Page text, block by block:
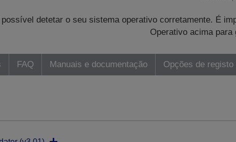
possível detetar o seu sistema operativo corretamente. É
Operativo acima
FAQ Manuais e documentação Opções de registo